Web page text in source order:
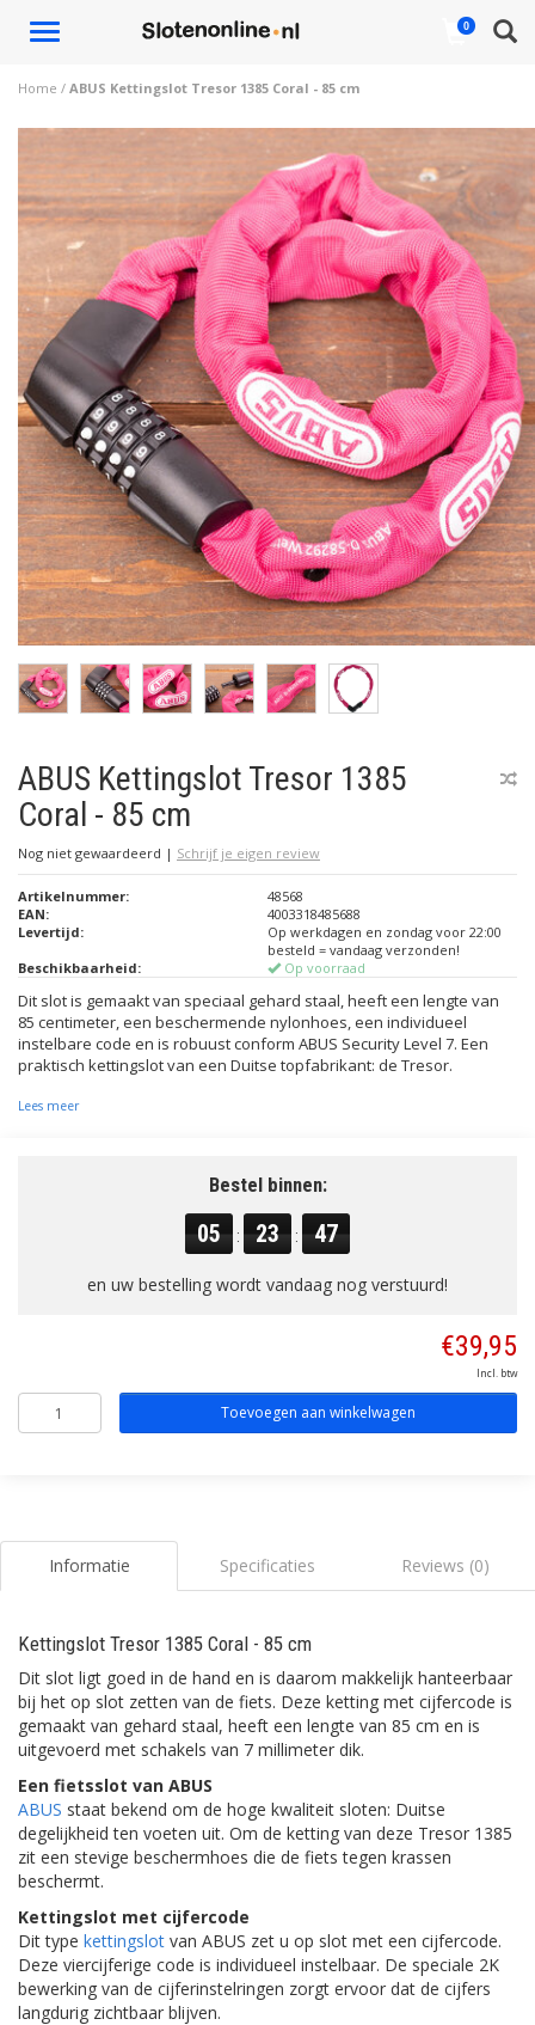
Toggle
0
Home / ABUS Kettingslot Tresor 1385 Coral - 85 cm
ABUS Kettingslot Tresor 1385
Coral - 85 cm
Nog niet gewaardeerd | Schrijf je eigen review
Artikelnummer:
48568
EAN:
4003318485688
Levertijd:
Op werkdagen en zondag voor 22:00
besteld = vandaag verzonden!
Beschikbaarheid:
Op voorraad
Dit slot is gemaakt van speciaal gehard staal, heeft een lengte van
85 centimeter, een beschermende nylonhoes, een individueel
instelbare code en is robuust conform ABUS Security Level 7. Een
praktisch kettingslot van een Duitse topfabrikant: de Tresor.
Lees meer
Bestel binnen:
05 : 23 : 46
en uw bestelling wordt vandaag nog verstuurd!
€39,95
Incl. btw
Toevoegen aan winkelwagen
Informatie Specificaties Reviews (0)
Kettingslot Tresor 1385 Coral - 85 cm
Dit slot ligt goed in de hand en is daarom makkelijk hanteerbaar
bij het op slot zetten van de fiets. Deze ketting met cijfercode is
gemaakt van gehard staal, heeft een lengte van 85 cm en is
uitgevoerd met schakels van 7 millimeter dik.
Een fietsslot van ABUS
ABUS staat bekend om de hoge kwaliteit sloten: Duitse
degelijkheid ten voeten uit. Om de ketting van deze Tresor 1385
zit een stevige beschermhoes die de fiets tegen krassen
beschermt.
Kettingslot met cijfercode
Dit type kettingslot van ABUS zet u op slot met een cijfercode.
Deze viercijferige code is individueel instelbaar. De speciale 2K
bewerking van de cijferinstelringen zorgt ervoor dat de cijfers
langdurig zichtbaar blijven.